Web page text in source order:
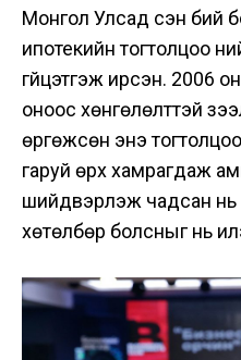
Монгол Улсад үүсэн
ипотекийн тогтолцоо
гүйцэтгэж ирсэн. 2006
оноос хөнгөлөлттэй
өргөжсөн энэ
гаруй өрх хамрагдаж
шийдвэрлэж чадсан нь
хөтөлбөр болсныг нь